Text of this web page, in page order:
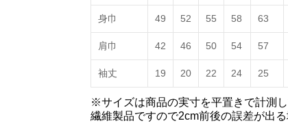
身巾 49 52 55 58 63
肩巾 42 46 50 54 57
袖丈 19 20 22 24 25
※サイズは商品の実寸を平置きで計測し
繊維製品ですので2cm前後の誤差が出る